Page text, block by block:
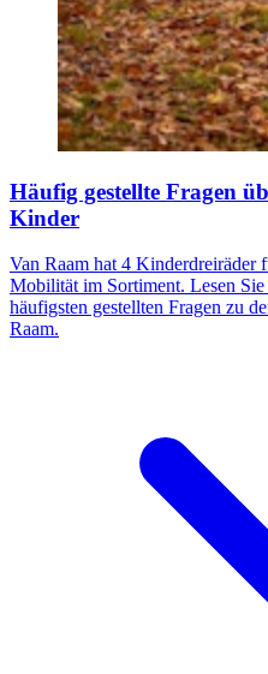
Häufig gestellte Fragen
Kinder
Van Raam hat 4 Kinderdreiräder
Mobilität im Sortiment. Lesen
häufigsten gestellten Fragen zu
Raam.